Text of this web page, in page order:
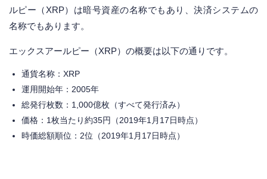
ルピー（XRP）は暗号資産の名称でもあり、決済システムの
名称でもあります。
エックスアールピー（XRP）の概要は以下の通りです。
通貨名称：XRP
運用開始年：2005年
総発行枚数：1,000億枚（すべて発行済み）
価格：1枚当たり約35円（2019年1月17日時点）
時価総額順位：2位（2019年1月17日時点）